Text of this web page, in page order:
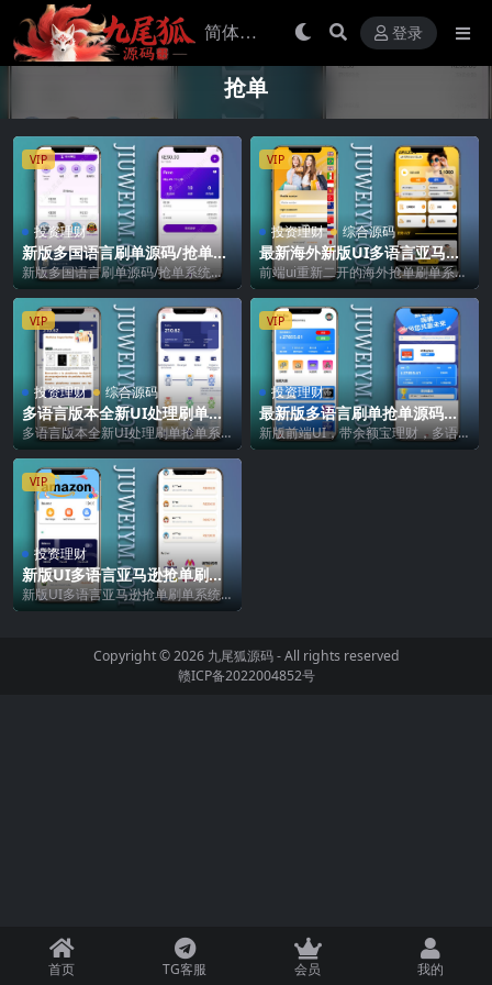
登录
抢单
VIP
投资理财
新版多国语言刷单源码/抢单系
统源码下载/含搭建教程/支持
打针/可二开
新版多国语言刷单源码/抢单系统源
码下载/含搭建教程/支持打针/可二开
开发语言 ...
VIP
投资理财 综合源码
最新海外新版UI多语言亚马逊
刷单源码/海外抢单刷单/叠加
组/带搭建教程
前端ui重新二开的海外抢单刷单系
统，前端多种语言 系统支预约爆
单、叠加组、余额宝...
VIP
投资理财 综合源码
多语言版本全新UI处理刷单抢
单系统带分组模式
多语言版本全新UI处理刷单抢单系
统带分组模式 二开前端UI，前端uin
app开发...
VIP
投资理财
最新版多语言刷单抢单源码带
分组升级版/外版多语言刷单源
码
新版前端UI，带余额宝理财，多语
言：繁体中文、英文、阿拉伯语、西
VIP
投资理财
新版UI多语言亚马逊抢单刷单
系统/订单自动匹配系统
新版UI多语言亚马逊抢单刷单系统/
订单自动匹配系统 从新二开前端U
Copyright © 2026 九尾狐源码- All rights reserved
赣ICP备2022004852号
首页 TG客服 会员 我的